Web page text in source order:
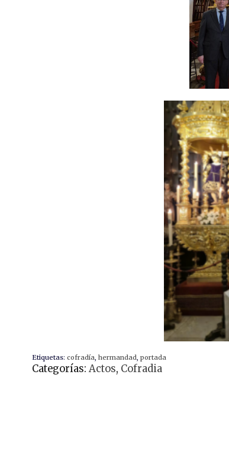
Etiquetas: cofradía hermandad portada
Categorías: Actos, Cofradia